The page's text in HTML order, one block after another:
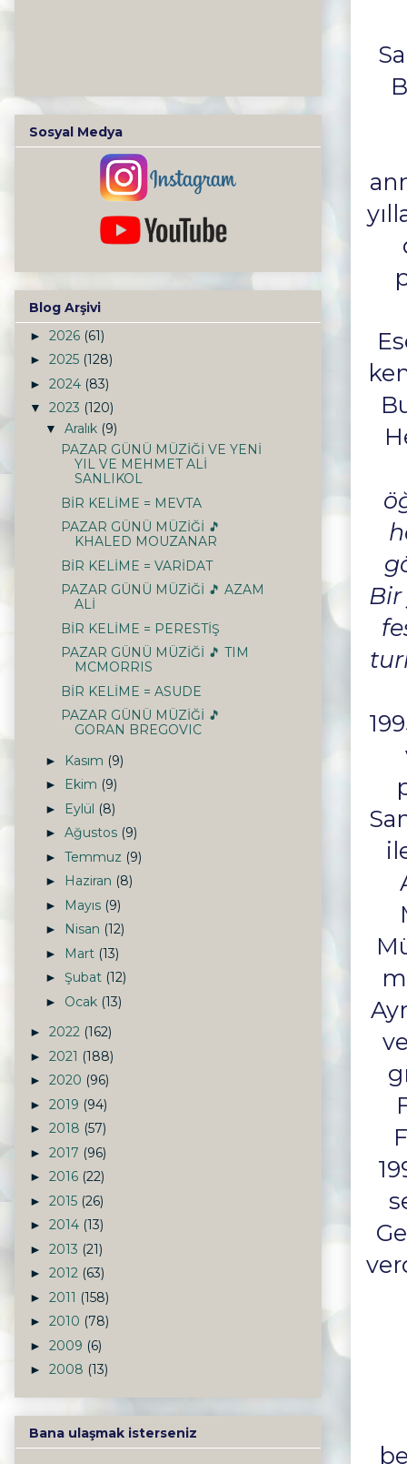
Bir
Sosyal Medya
Blog Arşivi
► 2026 (61)
► 2025 (128)
► 2024 (83)
▼ 2023 (120)
▼ Aralık (9)
PAZAR GÜNÜ MÜZİĞİ VE YENİ
YIL VE MEHMET ALİ
SANLIKOL
BİR KELİME = MEVTA
PAZAR GÜNÜ MÜZİĞİ 🎵
KHALED MOUZANAR
BİR KELİME = VARİDAT
PAZAR GÜNÜ MÜZİĞİ 🎵 AZAM
ALİ
BİR KELİME = PERESTİŞ
PAZAR GÜNÜ MÜZİĞİ 🎵 TIM
MCMORRIS
BİR KELİME = ASUDE
PAZAR GÜNÜ MÜZİĞİ 🎵
GORAN BREGOVIC
► Kasım (9)
► Ekim (9)
► Eylül (8)
► Ağustos (9)
► Temmuz (9)
► Haziran (8)
► Mayıs (9)
► Nisan (12)
► Mart (13)
► Şubat (12)
► Ocak (13)
► 2022 (162)
► 2021 (188)
► 2020 (96)
► 2019 (94)
► 2018 (57)
► 2017 (96)
► 2016 (22)
► 2015 (26)
► 2014 (13)
► 2013 (21)
► 2012 (63)
► 2011 (158)
► 2010 (78)
► 2009 (6)
► 2008 (13)
Bana ulaşmak isterseniz